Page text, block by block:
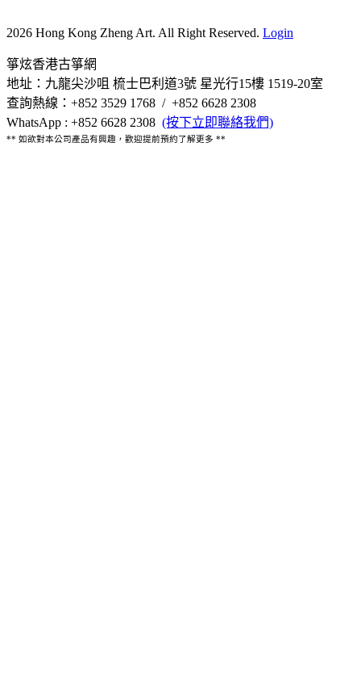
2026 Hong Kong Zheng Art. All Right Reserved. Login
箏炫香港古箏網
地址：九龍尖沙咀 梳士巴利道3號 星光行15樓 1519-20室
查詢熱線：+852 3529 1768 / +852 6628 2308
WhatsApp : +852 6628 2308 (按下立即聯絡我們)
** 如欲對本公司產品有興趣，歡迎提前預約了解更多 **